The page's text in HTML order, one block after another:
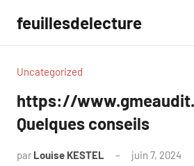
contenu
feuillesdelecture
Uncategorized
https://
Quelques conseils
par Louise KESTEL juin 7, 2024